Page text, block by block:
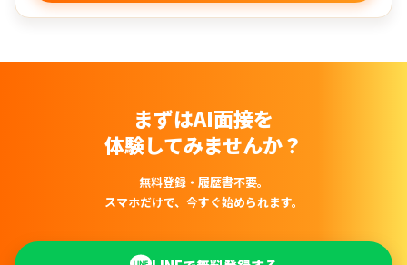
まずはAI面接を
体験してみませんか？
無料登録・履歴書不要。
スマホだけで、今すぐ始められます。